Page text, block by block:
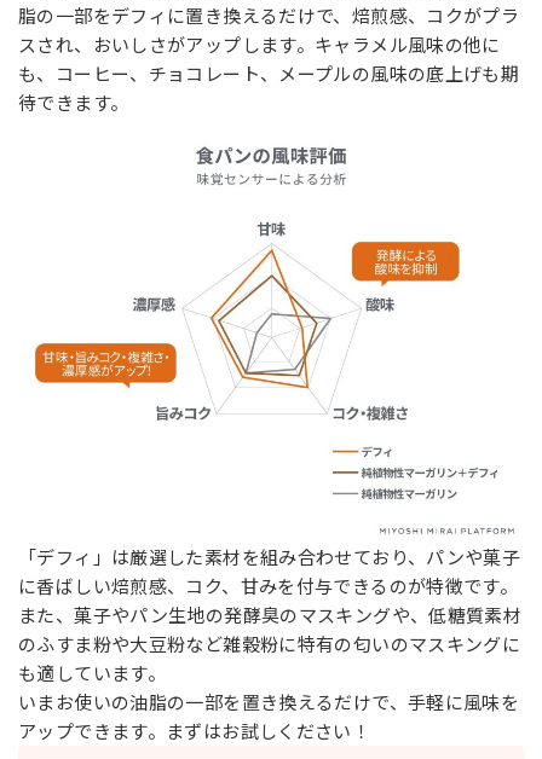
脂の一部をデフィに置き換えるだけで、焙煎感、コクがプラ
スされ、おいしさがアップします。キャラメル風味の他に
も、コーヒー、チョコレート、メープルの風味の底上げも期
待できます。
「デフィ」は厳選した素材を組み合わせており、パンや菓子
に香ばしい焙煎感、コク、甘みを付与できるのが特徴です。
また、菓子やパン生地の発酵臭のマスキングや、低糖質素材
のふすま粉や大豆粉など雑穀粉に特有の匂いのマスキングに
も適しています。
いまお使いの油脂の一部を置き換えるだけで、手軽に風味を
アップできます。まずはお試しください！